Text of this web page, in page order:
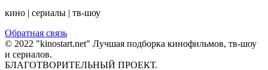
кино | сериалы | тв-шоу
Обратная связь
© 2022 "kinostart.net" Лучшая подборка кинофильмов, тв-шоу
и сериалов.
БЛАГОТВОРИТЕЛЬНЫЙ ПРОЕКТ.